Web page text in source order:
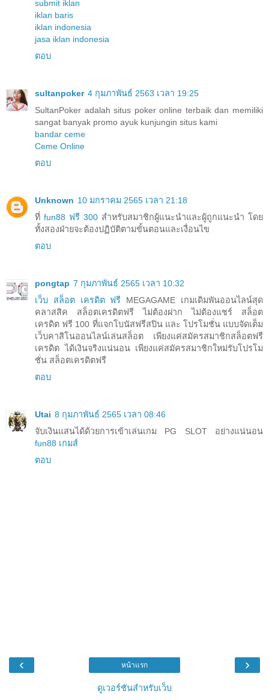
submit iklan
iklan baris
iklan indonesia
jasa iklan indonesia
ตอบ
sultanpoker 4 กุมภาพันธ์ 2563 เวลา 19:25
SultanPoker adalah situs poker online terbaik dan memiliki
sangat banyak promo ayuk kunjungin situs kami
bandar ceme
Ceme Online
ตอบ
Unknown 10 มกราคม 2565 เวลา 21:18
ที่ fun88 ฟรี 300 สำหรับสมาชิกผู้แนะนำและผู้ถูกแนะนำ โดย
ทั้งสองฝ่ายจะต้องปฏิบัติตามขั้นตอนและเงื่อนไข
ตอบ
pongtap 7 กุมภาพันธ์ 2565 เวลา 10:32
เว็บ สล็อต เครดิต ฟรี MEGAGAME เกมเดิมพันออนไลน์สุด
คลาสสิค สล็อตเครดิตฟรี ไม่ต้องฝาก ไม่ต้องแชร์ สล็อต
เครดิต ฟรี 100 ที่แจกโบนัสฟรีสปิน และ โปรโมชั่น แบบจัดเต็ม
เว็บคาสิโนออนไลน์เล่นสล็อต เพียงแค่สมัครสมาชิกสล็อตฟรี
เครดิต ได้เงินจริงแน่นอน เพียงแค่สมัครสมาชิกใหม่รับโปรโม
ชั่น สล็อตเครดิตฟรี
ตอบ
Utai 8 กุมภาพันธ์ 2565 เวลา 08:46
จับเงินแสนได้ด้วยการเข้าเล่นเกม PG SLOT อย่างแน่นอน
fun88 เกมส์
ตอบ
‹ ›
หน้าแรก
ดูเวอร์ชันสำหรับเว็บ